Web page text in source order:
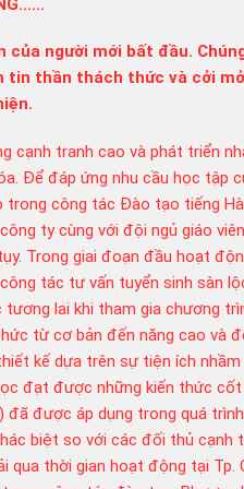
của người mới bất đầu.
tin thần thách thức và cởi
cạnh tranh cao và phát triển
Để đáp ứng nhu cầu học tập
trong công tác Đào tạo tiếng
ty cùng với đội ngủ giáo
Trong giai đoạn đầu hoạt
tác tư vấn tuyển sinh sàn
lai khi tham gia chương
từ cơ bản đến năng cao và
kế dựa trên sự tiện ích
đạt được những kiến thức cốt
đã được áp dụng trong quá
biệt so với các đối thủ cạnh
qua thời gian hoạt động tại Tp.
Quảng Bình 1
Nghệ An 1